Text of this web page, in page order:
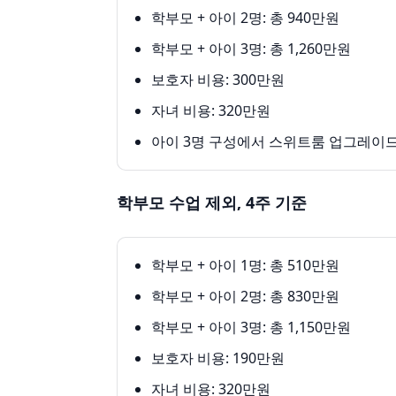
학부모 + 아이 2명: 총 940만원
학부모 + 아이 3명: 총 1,260만원
보호자 비용: 300만원
자녀 비용: 320만원
아이 3명 구성에서 스위트룸 업그레이
학부모 수업 제외, 4주 기준
학부모 + 아이 1명: 총 510만원
학부모 + 아이 2명: 총 830만원
학부모 + 아이 3명: 총 1,150만원
보호자 비용: 190만원
자녀 비용: 320만원